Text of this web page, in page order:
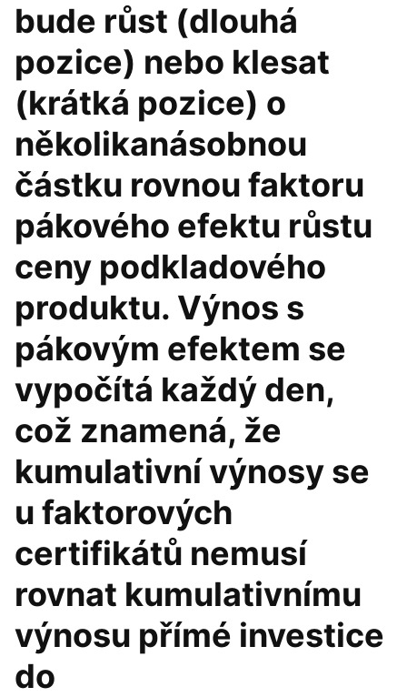
bude růst (dlouhá
pozice) nebo klesat
(krátká pozice) o
několikanásobnou
částku rovnou faktoru
pákového efektu růstu
ceny podkladového
produktu. Výnos s
pákovým efektem se
vypočítá každý den,
což znamená, že
kumulativní výnosy se
u faktorových
certifikátů nemusí
rovnat kumulativnímu
výnosu přímé investice
do